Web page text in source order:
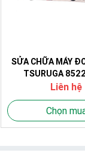
SỬA CHỮA MÁY
TSURUGA
Liên hệ
Chọn